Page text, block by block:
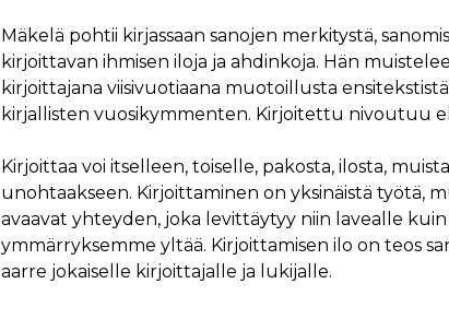
Mäkelä pohtii kirjassaan sanojen merkitystä,
kirjoittavan ihmisen iloja ja ahdinkoja. Hän
kirjoittajana viisivuotiaana muotoillusta
kirjallisten vuosikymmenten. Kirjoitettu nivoutuu
Kirjoittaa voi itselleen, toiselle, pakosta, ilosta,
unohtaakseen. Kirjoittaminen on yksinäistä työtä,
avaavat yhteyden, joka levittäytyy niin lavealle kuin
ymmärryksemme yltää. Kirjoittamisen ilo on teos
aarre jokaiselle kirjoittajalle ja lukijalle.